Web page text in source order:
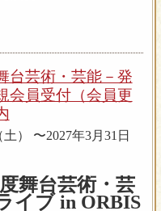
はきわめて印象的。
音楽祭、目白バ・ロッ
ぴあ国際音楽祭、都留
ら古楽祭など、古楽関
出演多数。CD「Les
を駆けめぐる放浪楽師」
りリリース。
奏曲 ハ長調 BWV 846-
：ソナタ 第4番 ト長調
ランス民謡
だ青春のただ
による変奏曲ヘ長調 作
奏♪
台芸術・芸能－発
会員受付（会員更
） 〜2027年3月31日
舞台芸術・芸
イブ in ORBIS